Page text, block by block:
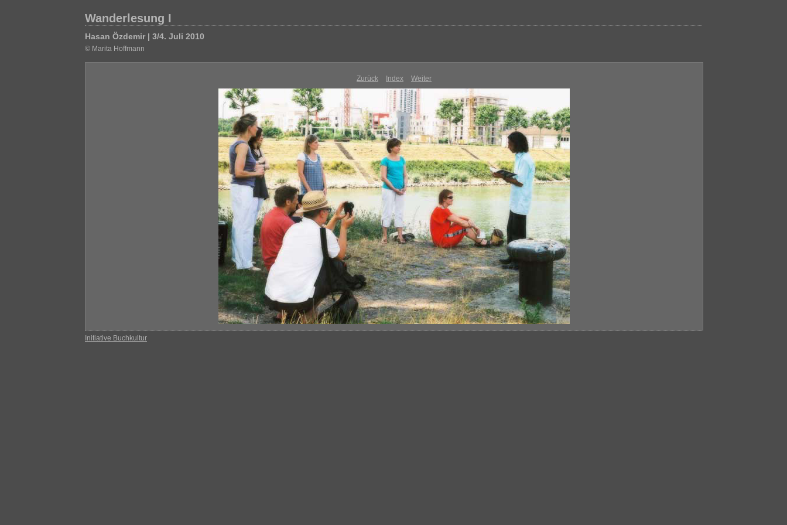
Wanderlesung I
Hasan Özdemir | 3/4. Juli 2010
© Marita Hoffmann
Zurück Index Weiter
Initiative Buchkultur